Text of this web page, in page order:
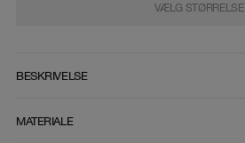
VÆLG STØRRELSE
BESKRIVELSE
MATERIALE